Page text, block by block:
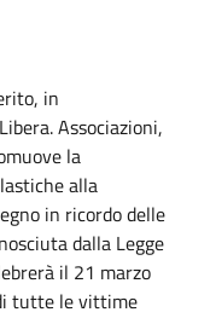
in
Associazioni,
la
alla
in ricordo delle
dalla Legge
il 21 marzo
tutte le vittime